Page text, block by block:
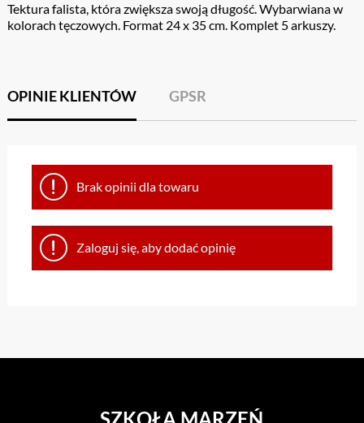
Tektura falista, która zwiększa swoją długość. Wybarwiana w
kolorach tęczowych. Format 24 x 35 cm. Komplet 5 arkuszy.
OPINIE KLIENTÓW GPSR
Brak opinii dla towaru
Zaloguj się, aby dodać opinię